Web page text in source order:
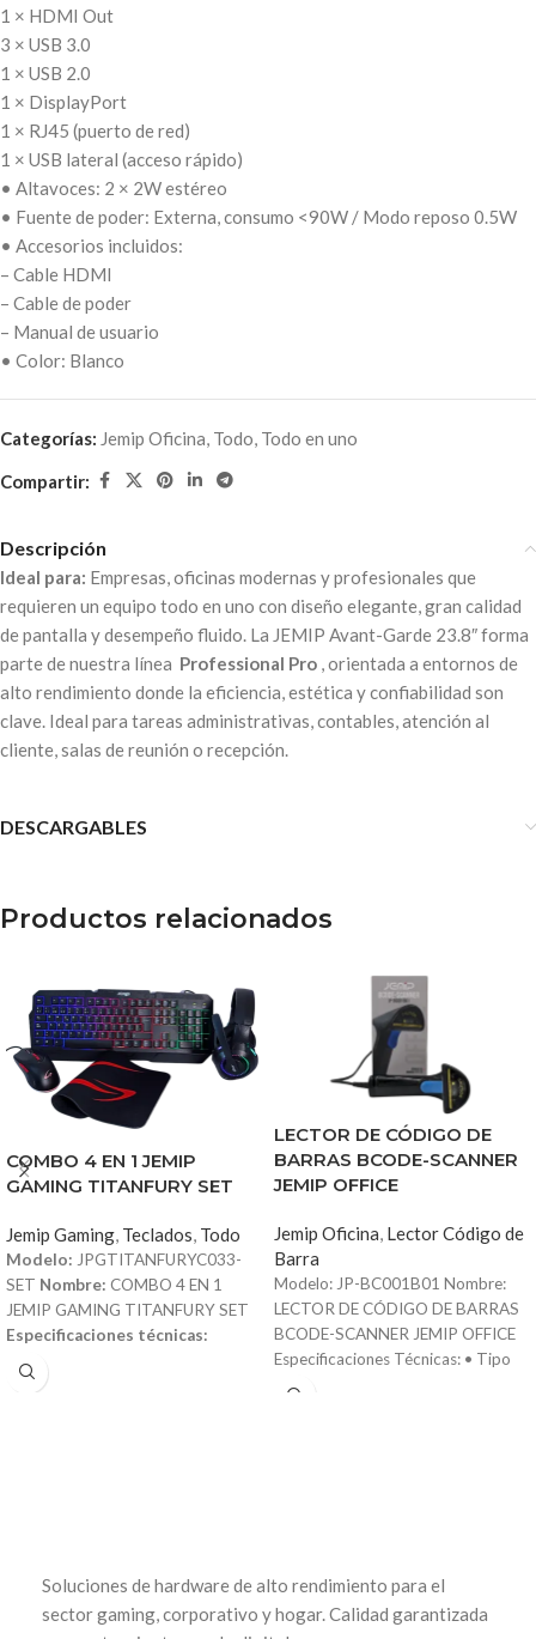
1 × HDMI Out
3 × USB 3.0
1 × USB 2.0
1 × DisplayPort
1 × RJ45 (puerto de red)
1 × USB lateral (acceso rápido)
• Altavoces: 2 × 2W estéreo
• Fuente de poder: Externa, consumo <90W / Modo reposo 0.5W
• Accesorios incluidos:
– Cable HDMI
– Cable de poder
– Manual de usuario
• Color: Blanco
Categorías: Jemip Oficina, Todo, Todo en uno
Compartir:
Descripción
Ideal para: Empresas, oficinas modernas y profesionales que
requieren un equipo todo en uno con diseño elegante, gran calidad
de pantalla y desempeño fluido. La JEMIP Avant-Garde 23.8″ forma
parte de nuestra línea Professional Pro , orientada a entornos de
alto rendimiento donde la eficiencia, estética y confiabilidad son
clave. Ideal para tareas administrativas, contables, atención al
cliente, salas de reunión o recepción.
DESCARGABLES
Productos relacionados
COMBO 4 EN 1 JEMIP
GAMING TITANFURY SET
Jemip Gaming, Teclados, Todo
Modelo: JPGTITANFURYC033-
SET Nombre: COMBO 4 EN 1
JEMIP GAMING TITANFURY SET
Especificaciones técnicas:
Teclado
con cable • Tecnología: Membrana
180 × 22 mm • Peso: 560 g •
Voltaje de trabajo: 5V USBMouse
LECTOR DE CÓDIGO DE
BARRAS BCODE-SCANNER
JEMIP OFFICE
Jemip Oficina, Lector Código de
Barra
Modelo: JP-BC001B01 Nombre:
LECTOR DE CÓDIGO DE BARRAS
BCODE-SCANNER JEMIP OFFICE
Especificaciones Técnicas: • Tipo
de lector: 1D/2D con imagen CMOS
Plessey, GS1 128, código 32 2D:
Código QR, Data Matrix, PDF417,
Soluciones de hardware de alto rendimiento para el
sector gaming, corporativo y hogar. Calidad garantizada